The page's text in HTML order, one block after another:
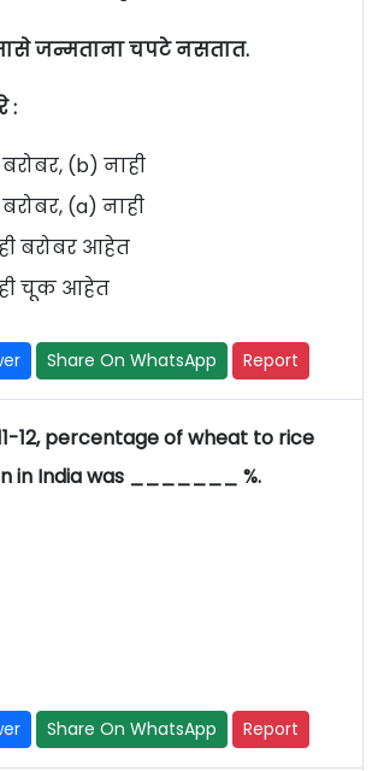
जन्मताना चपटे नसतात.
:
(b) नाही
(a) नाही
बरोबर आहेत
चूक आहेत
Share On WhatsApp Report
12, percentage of wheat to rice
in India was _______ %.
Share On WhatsApp Report